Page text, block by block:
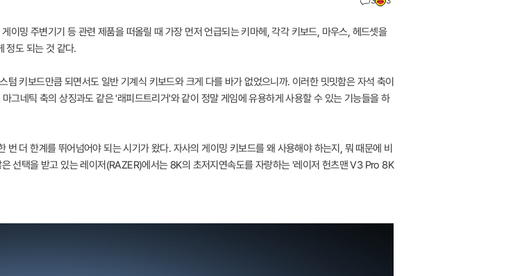
이밍 주변기기 등 관련 제품을 떠올릴 때 가장 먼저 언급되는 키마헤, 각각 키보드, 마우스, 헤드셋을
정도 되는 것 같다.
키보드만큼 되면서도 일반 기계식 키보드와 크게 다를 바가 없었으니까. 이러한 밋밋함은 자석 축이
그네틱 축의 상징과도 같은 '래피드트리거'와 같이 정말 게임에 유용하게 사용할 수 있는 기능들을 하
더 한계를 뛰어넘어야 되는 시기가 왔다. 자사의 게이밍 키보드를 왜 사용해야 하는지, 뭐 때문에 비
선택을 받고 있는 레이저(RAZER)에서는 8K의 초저지연속도를 자랑하는 '레이저 헌츠맨 V3 Pro 8K